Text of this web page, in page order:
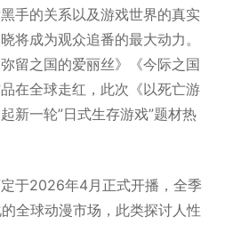
手的关系以及游戏世界的真实
将成为观众追番的最大动力。
留之国的爱丽丝》《今际之国
在全球走红，此次《以死亡游
新一轮”日式生存游戏”题材热
于2026年4月正式开播，全季
全球动漫市场，此类探讨人性